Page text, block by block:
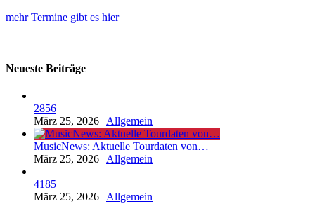
mehr Termine gibt es hier
Neueste Beiträge
2856
März 25, 2026 | Allgemein
MusicNews: Aktuelle Tourdaten von…
März 25, 2026 | Allgemein
4185
März 25, 2026 | Allgemein